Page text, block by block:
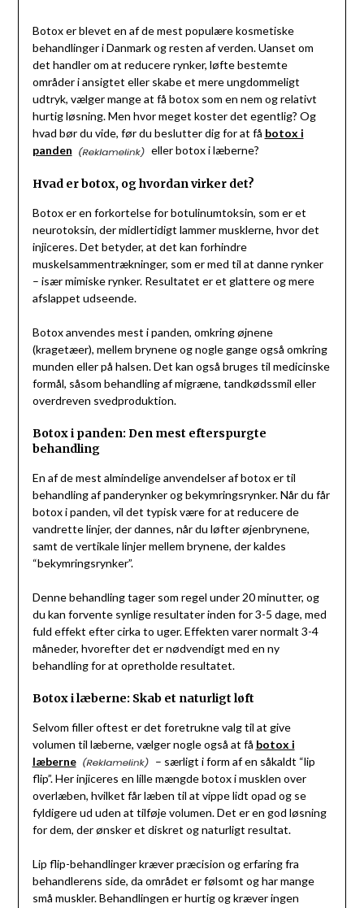
Botox er blevet en af de mest populære kosmetiske
behandlinger i Danmark og resten af verden. Uanset om
det handler om at reducere rynker, løfte bestemte
områder i ansigtet eller skabe et mere ungdommeligt
udtryk, vælger mange at få botox som en nem og relativt
hurtig løsning. Men hvor meget koster det egentlig? Og
hvad bør du vide, før du beslutter dig for at få botox i
panden
eller botox i læberne?
Hvad er botox, og hvordan virker det?
Botox er en forkortelse for botulinumtoksin, som er et
neurotoksin, der midlertidigt lammer musklerne, hvor det
injiceres. Det betyder, at det kan forhindre
muskelsammentrækninger, som er med til at danne rynker
– især mimiske rynker. Resultatet er et glattere og mere
afslappet udseende.
Botox anvendes mest i panden, omkring øjnene
(kragetæer), mellem brynene og nogle gange også omkring
munden eller på halsen. Det kan også bruges til medicinske
formål, såsom behandling af migræne, tandkødssmil eller
overdreven svedproduktion.
Botox i panden: Den mest efterspurgte
behandling
En af de mest almindelige anvendelser af botox er til
behandling af panderynker og bekymringsrynker. Når du får
botox i panden, vil det typisk være for at reducere de
vandrette linjer, der dannes, når du løfter øjenbrynene,
samt de vertikale linjer mellem brynene, der kaldes
“bekymringsrynker”.
Denne behandling tager som regel under 20 minutter, og
du kan forvente synlige resultater inden for 3-5 dage, med
fuld effekt efter cirka to uger. Effekten varer normalt 3-4
måneder, hvorefter det er nødvendigt med en ny
behandling for at opretholde resultatet.
Botox i læberne: Skab et naturligt løft
Selvom filler oftest er det foretrukne valg til at give
volumen til læberne, vælger nogle også at få botox i
læberne
– særligt i form af en såkaldt “lip
flip”. Her injiceres en lille mængde botox i musklen over
overlæben, hvilket får læben til at vippe lidt opad og se
fyldigere ud uden at tilføje volumen. Det er en god løsning
for dem, der ønsker et diskret og naturligt resultat.
Lip flip-behandlinger kræver præcision og erfaring fra
behandlerens side, da området er følsomt og har mange
små muskler. Behandlingen er hurtig og kræver ingen